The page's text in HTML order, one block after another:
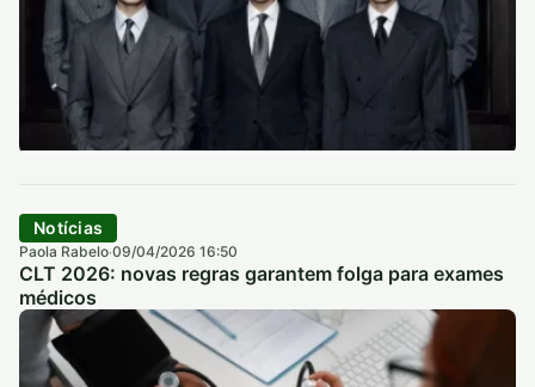
Notícias
Paola Rabelo·09/04/2026 16:50
CLT 2026: novas regras garantem folga para exames
médicos